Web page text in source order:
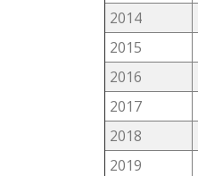
2014
2015
2016
2017
2018
2019